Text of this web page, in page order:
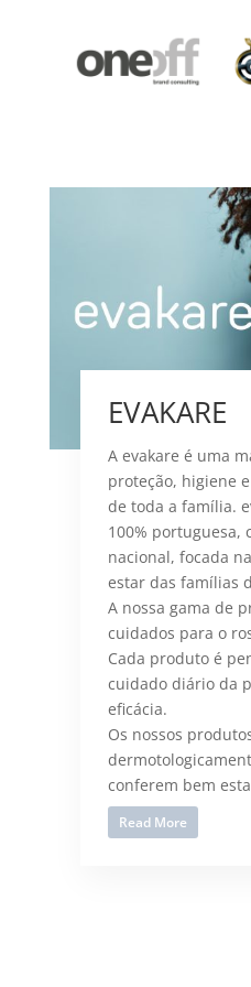
EVAKARE
A evakare é uma
proteção, higiene
de toda a família.
100% portuguesa,
nacional, focada
estar das famílias
A nossa gama de
cuidados para o
Cada produto é
cuidado diário da
eficácia.
Os nossos
conferem bem
Read More